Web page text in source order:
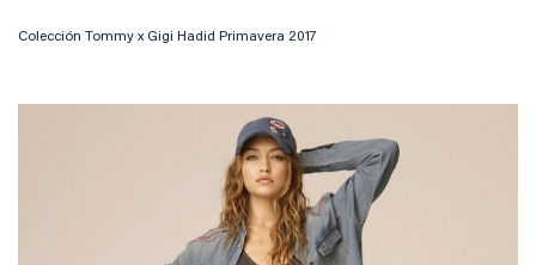
Colección Tommy x Gigi Hadid Primavera 2017